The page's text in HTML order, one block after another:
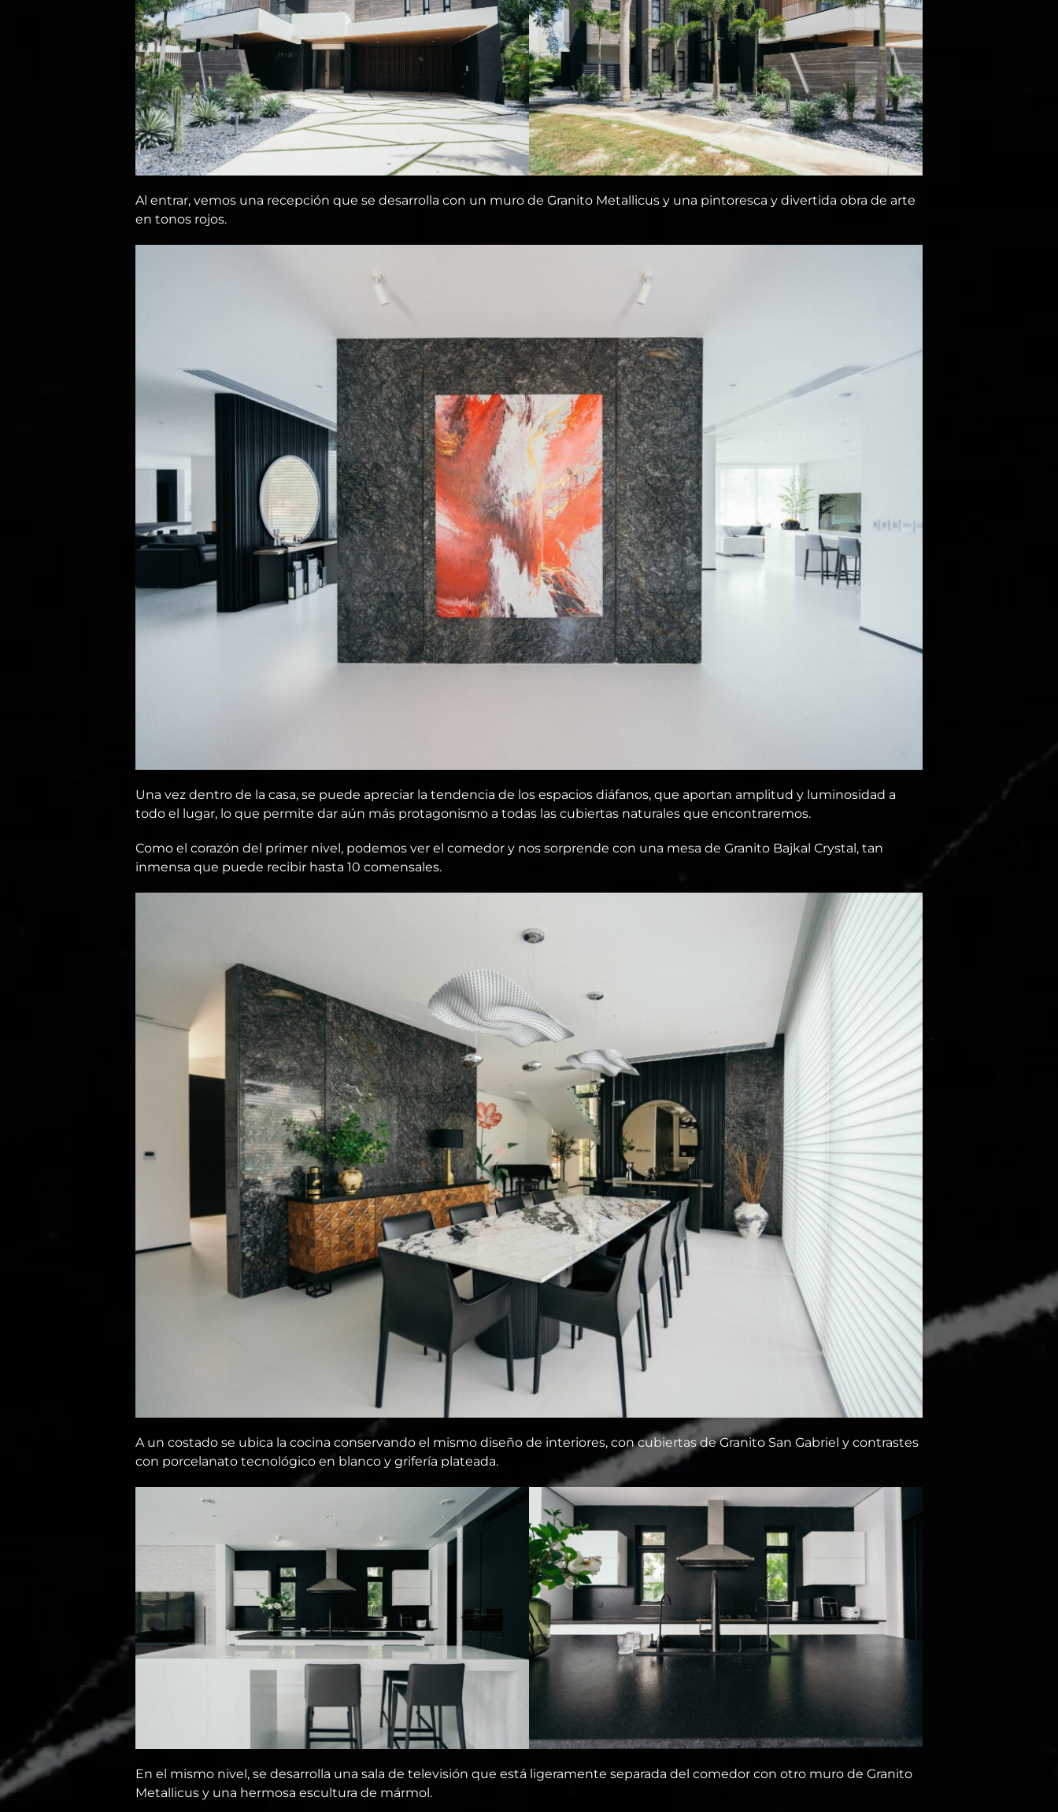
Al entrar, vemos una recepción que se desarrolla con un muro de Granito Metallicus y una pintoresca y divertida obra de arte
en tonos rojos.
Una vez dentro de la casa, se puede apreciar la tendencia de los espacios diáfanos, que aportan amplitud y luminosidad a
todo el lugar, lo que permite dar aún más protagonismo a todas las cubiertas naturales que encontraremos.
Como el corazón del primer nivel, podemos ver el comedor y nos sorprende con una mesa de Granito Bajkal Crystal, tan
inmensa que puede recibir hasta 10 comensales.
A un costado se ubica la cocina conservando el mismo diseño de interiores, con cubiertas de Granito San Gabriel y contrastes
con porcelanato tecnológico en blanco y grifería plateada.
En el mismo nivel, se desarrolla una sala de televisión que está ligeramente separada del comedor con otro muro de Granito
Metallicus y una hermosa escultura de mármol.